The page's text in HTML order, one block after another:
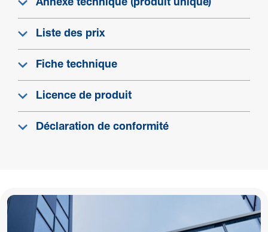
Annexe technique (produit unique)
Liste des prix
Fiche technique
Licence de produit
Déclaration de conformité